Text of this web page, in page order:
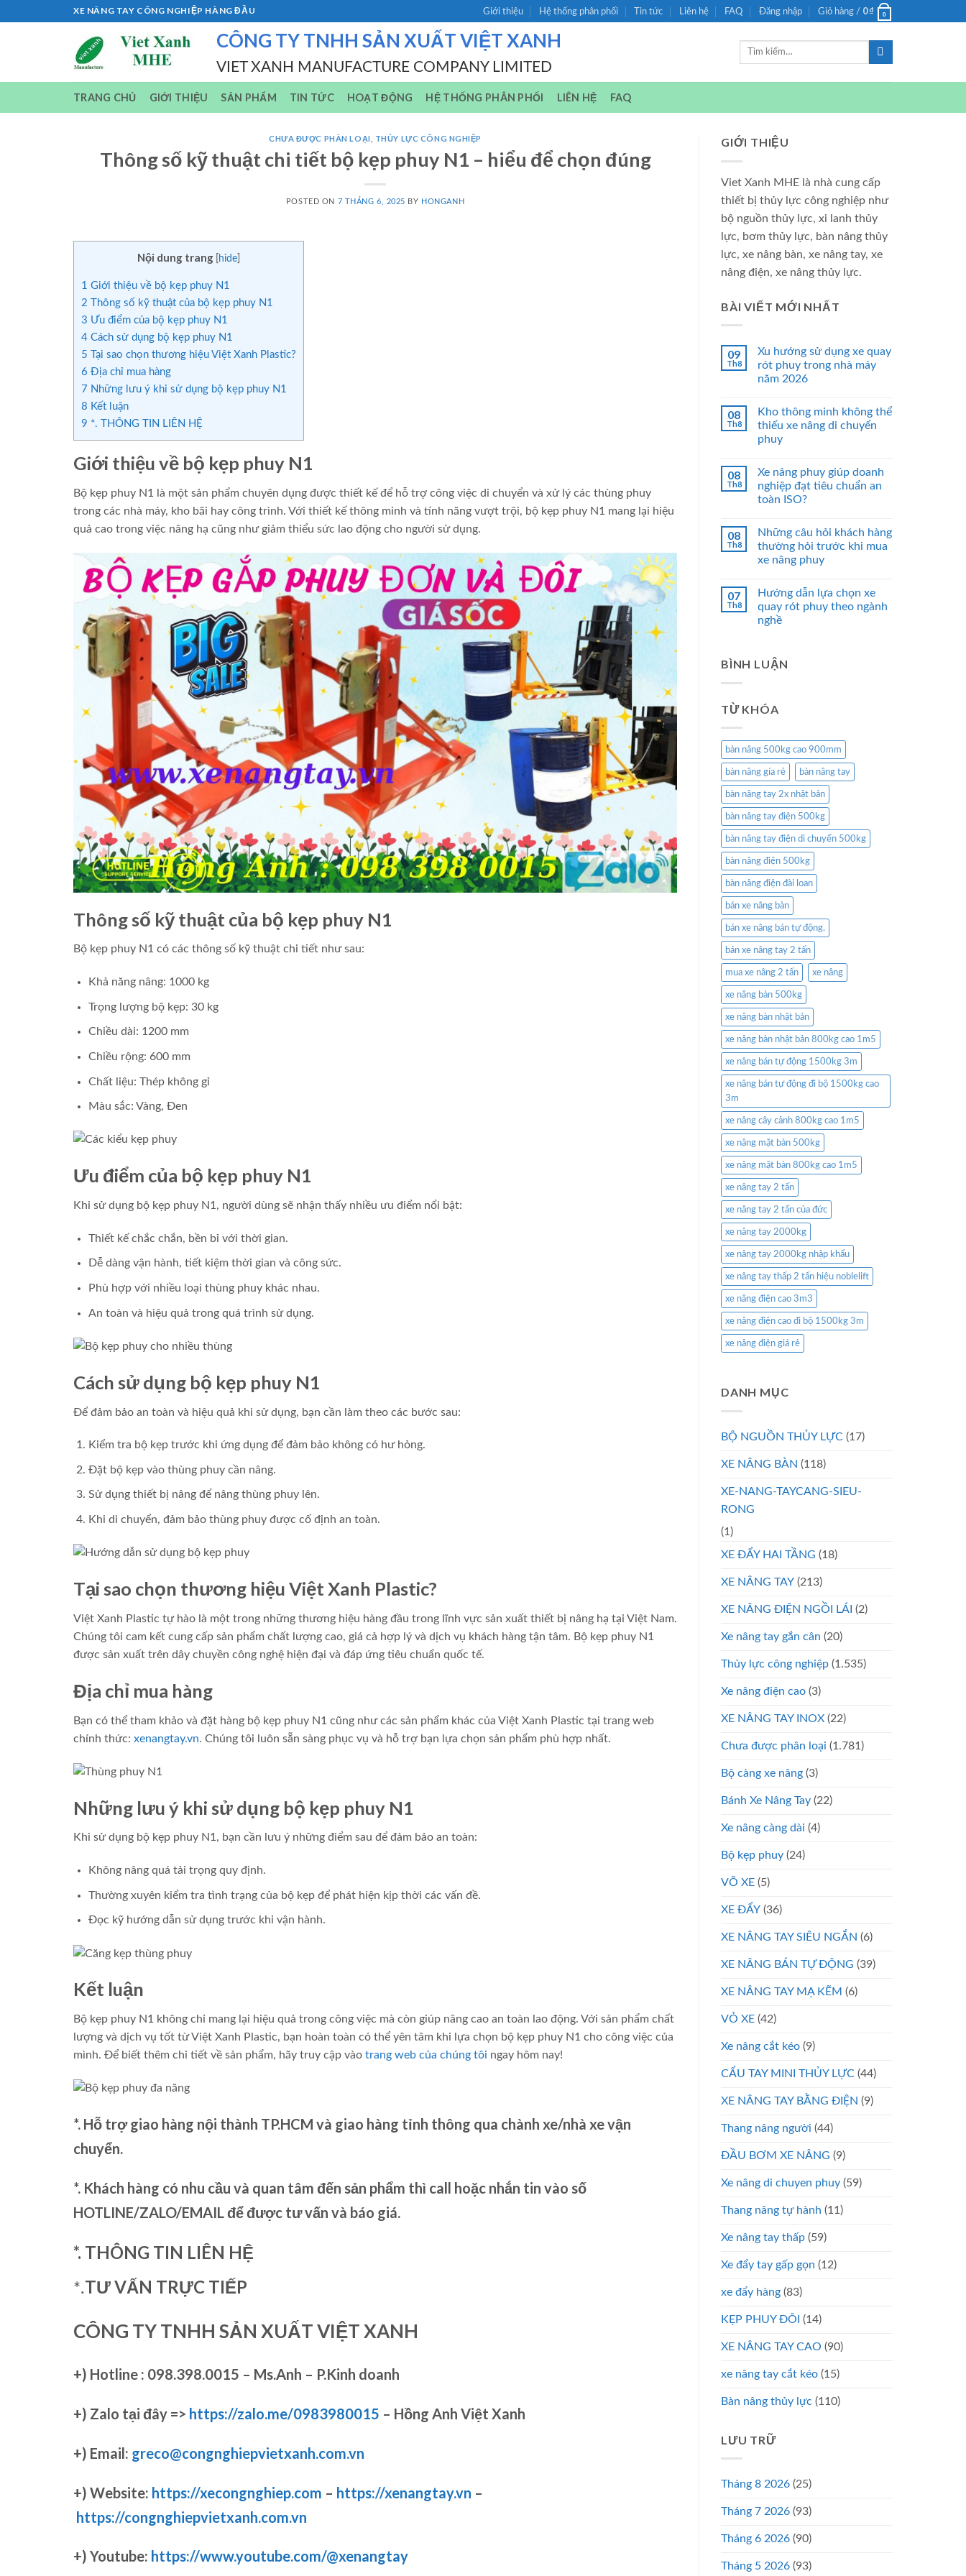
to
XE NÂNG TAY CÔNG NGHIỆP HÀNG ĐẦU Giới thiệu Hệ thống phân phối Tin tức Liên hệ FAQ Đăng nhập Giỏ hàng / 0₫ 0
CÔNG TY TNHH SẢN XUẤT VIỆT XANH
VIET XANH MANUFACTURE COMPANY LIMITED
Tìm
TRANG CHỦ GIỚI THIỆU SẢN PHẨM TIN TỨC HOẠT ĐỘNG HỆ THỐNG PHÂN PHỐI LIÊN HỆ FAQ
CHƯA ĐƯỢC PHÂN LOẠI THỦY LỰC CÔNG NGHIỆP
Thông số kỹ thuật chi tiết bộ kẹp phuy N1 – hiểu để chọn đúng
POSTED ON 7 THÁNG 6, 2025 BY HONGANH
Nội dung trang hide
1 Giới thiệu về bộ kẹp phuy N1
2 Thông số kỹ thuật của bộ kẹp phuy N1
3 Ưu điểm của bộ kẹp phuy N1
4 Cách sử dụng bộ kẹp phuy N1
5 Tại sao chọn thương hiệu Việt Xanh Plastic?
6 Địa chỉ mua hàng
7 Những lưu ý khi sử dụng bộ kẹp phuy N1
8 Kết luận
9 *. THÔNG TIN LIÊN HỆ
Giới thiệu về bộ kẹp phuy N1
Bộ kẹp phuy N1 là một sản phẩm chuyên dụng được thiết kế để hỗ trợ công việc di chuyển và xử lý các thùng phuy
trong các nhà máy, kho bãi hay công trình. Với thiết kế thông minh và tính năng vượt trội, bộ kẹp phuy N1 mang lại hiệu
quả cao trong việc nâng hạ cũng như giảm thiểu sức lao động cho người sử dụng.
Thông số kỹ thuật của bộ kẹp phuy N1
Bộ kẹp phuy N1 có các thông số kỹ thuật chi tiết như sau:
Khả năng nâng: 1000 kg
Trọng lượng bộ kẹp: 30 kg
Chiều dài: 1200 mm
Chiều rộng: 600 mm
Chất liệu: Thép không gỉ
Màu sắc: Vàng, Đen
Ưu điểm của bộ kẹp phuy N1
Khi sử dụng bộ kẹp phuy N1, người dùng sẽ nhận thấy nhiều ưu điểm nổi bật:
Thiết kế chắc chắn, bền bỉ với thời gian.
Dễ dàng vận hành, tiết kiệm thời gian và công sức.
Phù hợp với nhiều loại thùng phuy khác nhau.
An toàn và hiệu quả trong quá trình sử dụng.
Cách sử dụng bộ kẹp phuy N1
Để đảm bảo an toàn và hiệu quả khi sử dụng, bạn cần làm theo các bước sau:
Kiểm tra bộ kẹp trước khi ứng dụng để đảm bảo không có hư hỏng.
Đặt bộ kẹp vào thùng phuy cần nâng.
Sử dụng thiết bị nâng để nâng thùng phuy lên.
Khi di chuyển, đảm bảo thùng phuy được cố định an toàn.
Tại sao chọn thương hiệu Việt Xanh Plastic?
Việt Xanh Plastic tự hào là một trong những thương hiệu hàng đầu trong lĩnh vực sản xuất thiết bị nâng hạ tại Việt Nam.
Chúng tôi cam kết cung cấp sản phẩm chất lượng cao, giá cả hợp lý và dịch vụ khách hàng tận tâm. Bộ kẹp phuy N1
được sản xuất trên dây chuyền công nghệ hiện đại và đáp ứng tiêu chuẩn quốc tế.
Địa chỉ mua hàng
Bạn có thể tham khảo và đặt hàng bộ kẹp phuy N1 cũng như các sản phẩm khác của Việt Xanh Plastic tại trang web
chính thức: xenangtay.vn. Chúng tôi luôn sẵn sàng phục vụ và hỗ trợ bạn lựa chọn sản phẩm phù hợp nhất.
Những lưu ý khi sử dụng bộ kẹp phuy N1
Khi sử dụng bộ kẹp phuy N1, bạn cần lưu ý những điểm sau để đảm bảo an toàn:
Không nâng quá tải trọng quy định.
Thường xuyên kiểm tra tình trạng của bộ kẹp để phát hiện kịp thời các vấn đề.
Đọc kỹ hướng dẫn sử dụng trước khi vận hành.
Kết luận
Bộ kẹp phuy N1 không chỉ mang lại hiệu quả trong công việc mà còn giúp nâng cao an toàn lao động. Với sản phẩm chất
lượng và dịch vụ tốt từ Việt Xanh Plastic, bạn hoàn toàn có thể yên tâm khi lựa chọn bộ kẹp phuy N1 cho công việc của
mình. Để biết thêm chi tiết về sản phẩm, hãy truy cập vào trang web của chúng tôi ngay hôm nay!
*. Hỗ trợ giao hàng nội thành TP.HCM và giao hàng tỉnh thông qua chành xe/nhà xe vận
chuyển.
*. Khách hàng có nhu cầu và quan tâm đến sản phẩm thì call hoặc nhắn tin vào số
HOTLINE/ZALO/EMAIL để được tư vấn và báo giá.
*. THÔNG TIN LIÊN HỆ
*.TƯ VẤN TRỰC TIẾP
CÔNG TY TNHH SẢN XUẤT VIỆT XANH
+) Hotline : 098.398.0015 – Ms.Anh – P.Kinh doanh
+) Zalo tại đây => https://zalo.me/0983980015 – Hồng Anh Việt Xanh
+) Email: greco@congnghiepvietxanh.com.vn
+) Website: https://xecongnghiep.com – https://xenangtay.vn –
https://congnghiepvietxanh.com.vn
+) Youtube: https://www.youtube.com/@xenangtay
GIỚI THIỆU
Viet Xanh MHE là nhà cung cấp
thiết bị thủy lực công nghiệp như
bộ nguồn thủy lực, xi lanh thủy
lực, bơm thủy lực, bàn nâng thủy
lực, xe nâng bàn, xe nâng tay, xe
nâng điện, xe nâng thủy lực.
BÀI VIẾT MỚI NHẤT
09
Th8
Xu hướng sử dụng xe quay
rót phuy trong nhà máy
năm 2026
08
Th8
Kho thông minh không thể
thiếu xe nâng di chuyển
phuy
08
Th8
Xe nâng phuy giúp doanh
nghiệp đạt tiêu chuẩn an
toàn ISO?
08
Th8
Những câu hỏi khách hàng
thường hỏi trước khi mua
xe nâng phuy
07
Th8
Hướng dẫn lựa chọn xe
quay rót phuy theo ngành
nghề
BÌNH LUẬN
TỪ KHÓA
bàn nâng 500kg cao 900mm
bàn nâng gía rẻ bàn nâng tay
bàn nâng tay 2x nhật bản
bàn nâng tay điện 500kg
bàn nâng tay điện di chuyển 500kg
bàn nâng điện 500kg
bàn nâng điện đài loan
bán xe nâng bàn
bán xe nâng bán tự động.
bán xe nâng tay 2 tấn
mua xe nâng 2 tấn xe nâng
xe nâng bàn 500kg
xe nâng bàn nhật bản
xe nâng bàn nhật bản 800kg cao 1m5
xe nâng bán tự động 1500kg 3m
xe nâng bán tự động đi bộ 1500kg cao
3m
xe nâng cây cảnh 800kg cao 1m5
xe nâng mặt bàn 500kg
xe nâng mặt bàn 800kg cao 1m5
xe nâng tay 2 tấn
xe nâng tay 2 tấn của đức
xe nâng tay 2000kg
xe nâng tay 2000kg nhập khẩu
xe nâng tay thấp 2 tấn hiệu noblelift
xe nâng điện cao 3m3
xe nâng điện cao đi bộ 1500kg 3m
xe nâng điện giá rẻ
DANH MỤC
BỘ NGUỒN THỦY LỰC (17)
XE NÂNG BÀN (118)
XE-NANG-TAYCANG-SIEU-
RONG
(1)
XE ĐẨY HAI TẦNG (18)
XE NÂNG TAY (213)
XE NÂNG ĐIỆN NGỒI LÁI (2)
Xe nâng tay gắn cân (20)
Thủy lực công nghiệp (1.535)
Xe nâng điện cao (3)
XE NÂNG TAY INOX (22)
Chưa được phân loại (1.781)
Bộ càng xe nâng (3)
Bánh Xe Nâng Tay (22)
Xe nâng càng dài (4)
Bộ kẹp phuy (24)
VÕ XE (5)
XE ĐẨY (36)
XE NÂNG TAY SIÊU NGẮN (6)
XE NÂNG BÁN TỰ ĐỘNG (39)
XE NÂNG TAY MẠ KẼM (6)
VỎ XE (42)
Xe nâng cắt kéo (9)
CẨU TAY MINI THỦY LỰC (44)
XE NÂNG TAY BẰNG ĐIỆN (9)
Thang nâng người (44)
ĐẦU BƠM XE NÂNG (9)
Xe nâng di chuyen phuy (59)
Thang nâng tự hành (11)
Xe nâng tay thấp (59)
Xe đẩy tay gấp gọn (12)
xe đẩy hàng (83)
KẸP PHUY ĐÔI (14)
XE NÂNG TAY CAO (90)
xe nâng tay cắt kéo (15)
Bàn nâng thủy lực (110)
LƯU TRỮ
Tháng 8 2026 (25)
Tháng 7 2026 (93)
Tháng 6 2026 (90)
Tháng 5 2026 (93)